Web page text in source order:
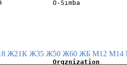
Ж21К Ж35 Ж50 Ж60 ЖБ М12 М14